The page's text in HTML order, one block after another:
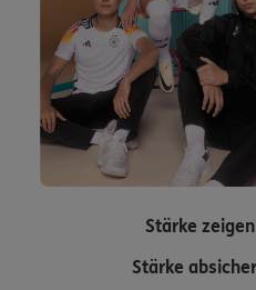
Stärke
Stärke